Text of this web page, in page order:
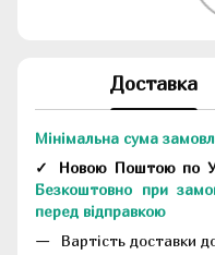
Доставка
Мінімальна сума
✓ Новою Поштою по
Безкоштовно при
перед відправкою
Вартість доставки